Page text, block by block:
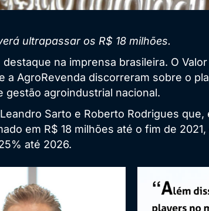
ultrapassar os R$ 18 milhões.
na imprensa brasileira. O
a AgroRevenda discorreram sobre o
agroindustrial nacional.
Sarto e Roberto Rodrigues
em R$ 18 milhões até o fim de
até 2026.